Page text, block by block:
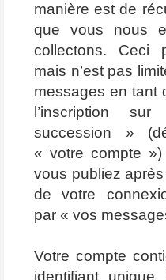
manière est de
que vous nous
collectons. Ceci
mais n’est pas
messages en tant
l’inscription
succession »
« votre compte
vous publiez
de votre
par « vos
Votre compte
identifiant unique